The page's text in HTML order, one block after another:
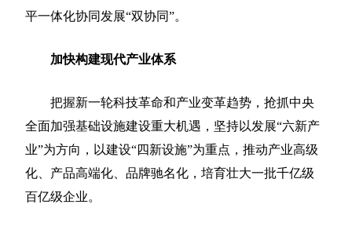
平一体化协同发展“双协同”。
加快构建现代产业体系
把握新一轮科技革命和产业变革趋势，抢抓中央
全面加强基础设施建设重大机遇，坚持以发展“六新产
业”为方向，以建设“四新设施”为重点，推动产业高级
化、产品高端化、品牌驰名化，培育壮大一批千亿级
百亿级企业。